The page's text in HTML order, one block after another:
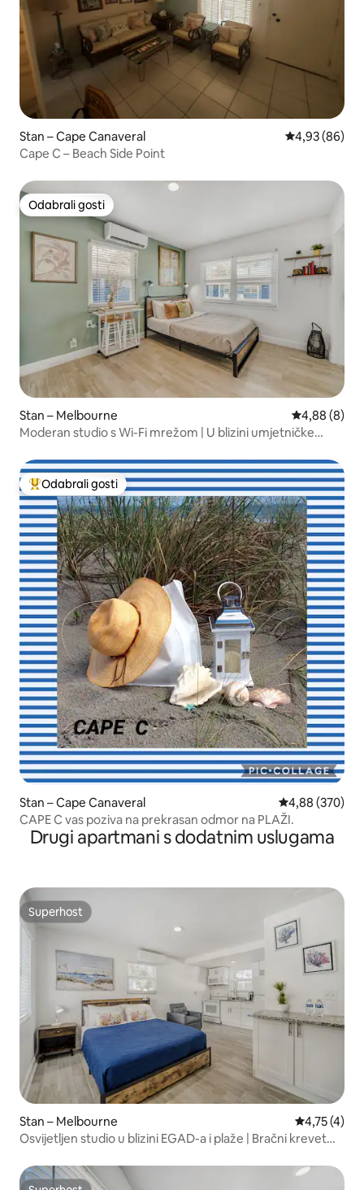
Stan – Cape Canaveral Prosječna
4,93 (86)
Cape C – Beach Side Point
Odabrali gosti
Odabrali gosti
Stan – Melbourne Prosječna
4,88 (8)
Moderan studio s Wi-Fi mrežom | U blizini umjetničke
Među najviše rangiranima s oznakom „Odabrali gosti”
Odabrali gosti
Stan – Cape Canaveral Prosječna
4,88 (370)
CAPE C vas poziva na prekrasan odmor na PLAŽI.
Drugi apartmani s dodatnim uslugama
Superhost
Superhost
Stan – Melbourne Prosječna
4,75 (4)
Osvijetljen studio u blizini EGAD-a i plaže | Bračni krevet